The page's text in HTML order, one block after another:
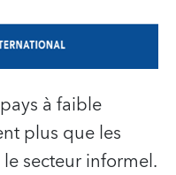
à faible
plus que les
secteur informel.